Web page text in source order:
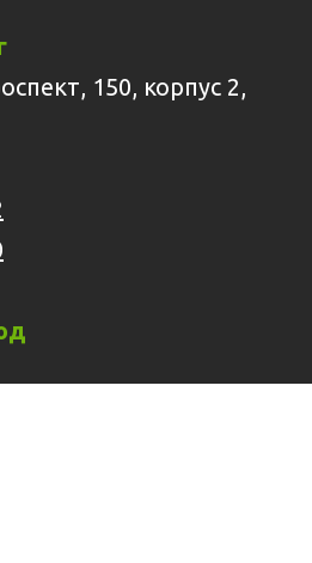
150, корпус 2,